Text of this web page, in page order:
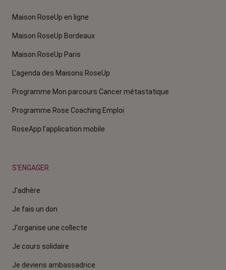
Maison RoseUp en ligne
Maison RoseUp Bordeaux
Maison RoseUp Paris
L'agenda des Maisons RoseUp
Programme Mon parcours Cancer métastatique
Programme Rose Coaching Emploi
RoseApp l’application mobile
S'ENGAGER
J'adhère
Je fais un don
J'organise une collecte
Je cours solidaire
Je deviens ambassadrice